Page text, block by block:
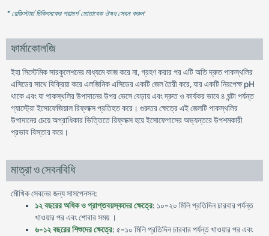
* রেজিস্টার্ড চিকিৎসকের পরামর্শ মোতাবেক ঔষধ সেবন করুন'
ফার্মাকোলজি
ইহা সিস্টেমিক সারকুলেশনের মাধ্যমে কাজ করে না, গ্রহণ করার পর এটি অতি দ্রুত পাকস্থলির
এসিডের সাথে বিক্রিয়া করে এলজিনিক এসিডের একটি জেল তৈরী করে, যার একটি নিরপেক্ষ pH
থাকে এবং যা পাকস্থলির উপাদানের উপর ভেসে বেড়ায় এবং দ্রুত ও কার্যকর ভাবে ৪ ঘন্টা পর্যন্ত
গ্যাস্ট্রো ইসোফেজিয়াল রিফ্লাক্স প্রতিহত করে। গুরুতর ক্ষেত্রে এই জেলটি পাকস্থলির
উপাদানের চেয়ে অগ্রাধিকার ভিত্তিতে রিফ্লাক্স হয়ে ইসোফেগাসের অভ্যন্তরে উপশমকারী
প্রভাব বিস্তার করে।
মাত্রা ও সেবনবিধি
মৌখিক সেবনের জন্য সাসপেনসন:
১২ বছরের অধিক ও প্রাপ্তবয়স্কদের ক্ষেত্রে: ১০-২০ মিলি প্রতিদিন চারবার পর্যন্ত
খাওয়ার পর এবং শোবার সময় ।
৬-১২ বছরের শিশুদের ক্ষেত্রে: ৫-১০ মিলি প্রতিদিন চারবার পর্যন্ত খাওয়ার পর এবং